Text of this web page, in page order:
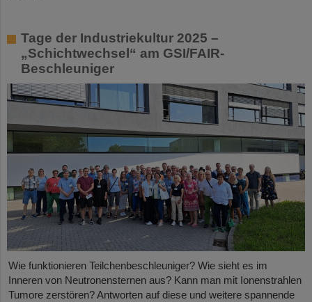
Tage der Industriekultur 2025 –
„Schichtwechsel“ am GSI/FAIR-
Beschleuniger
Wie funktionieren Teilchenbeschleuniger? Wie sieht es im
Inneren von Neutronensternen aus? Kann man mit Ionenstrahlen
Tumore zerstören? Antworten auf diese und weitere spannende